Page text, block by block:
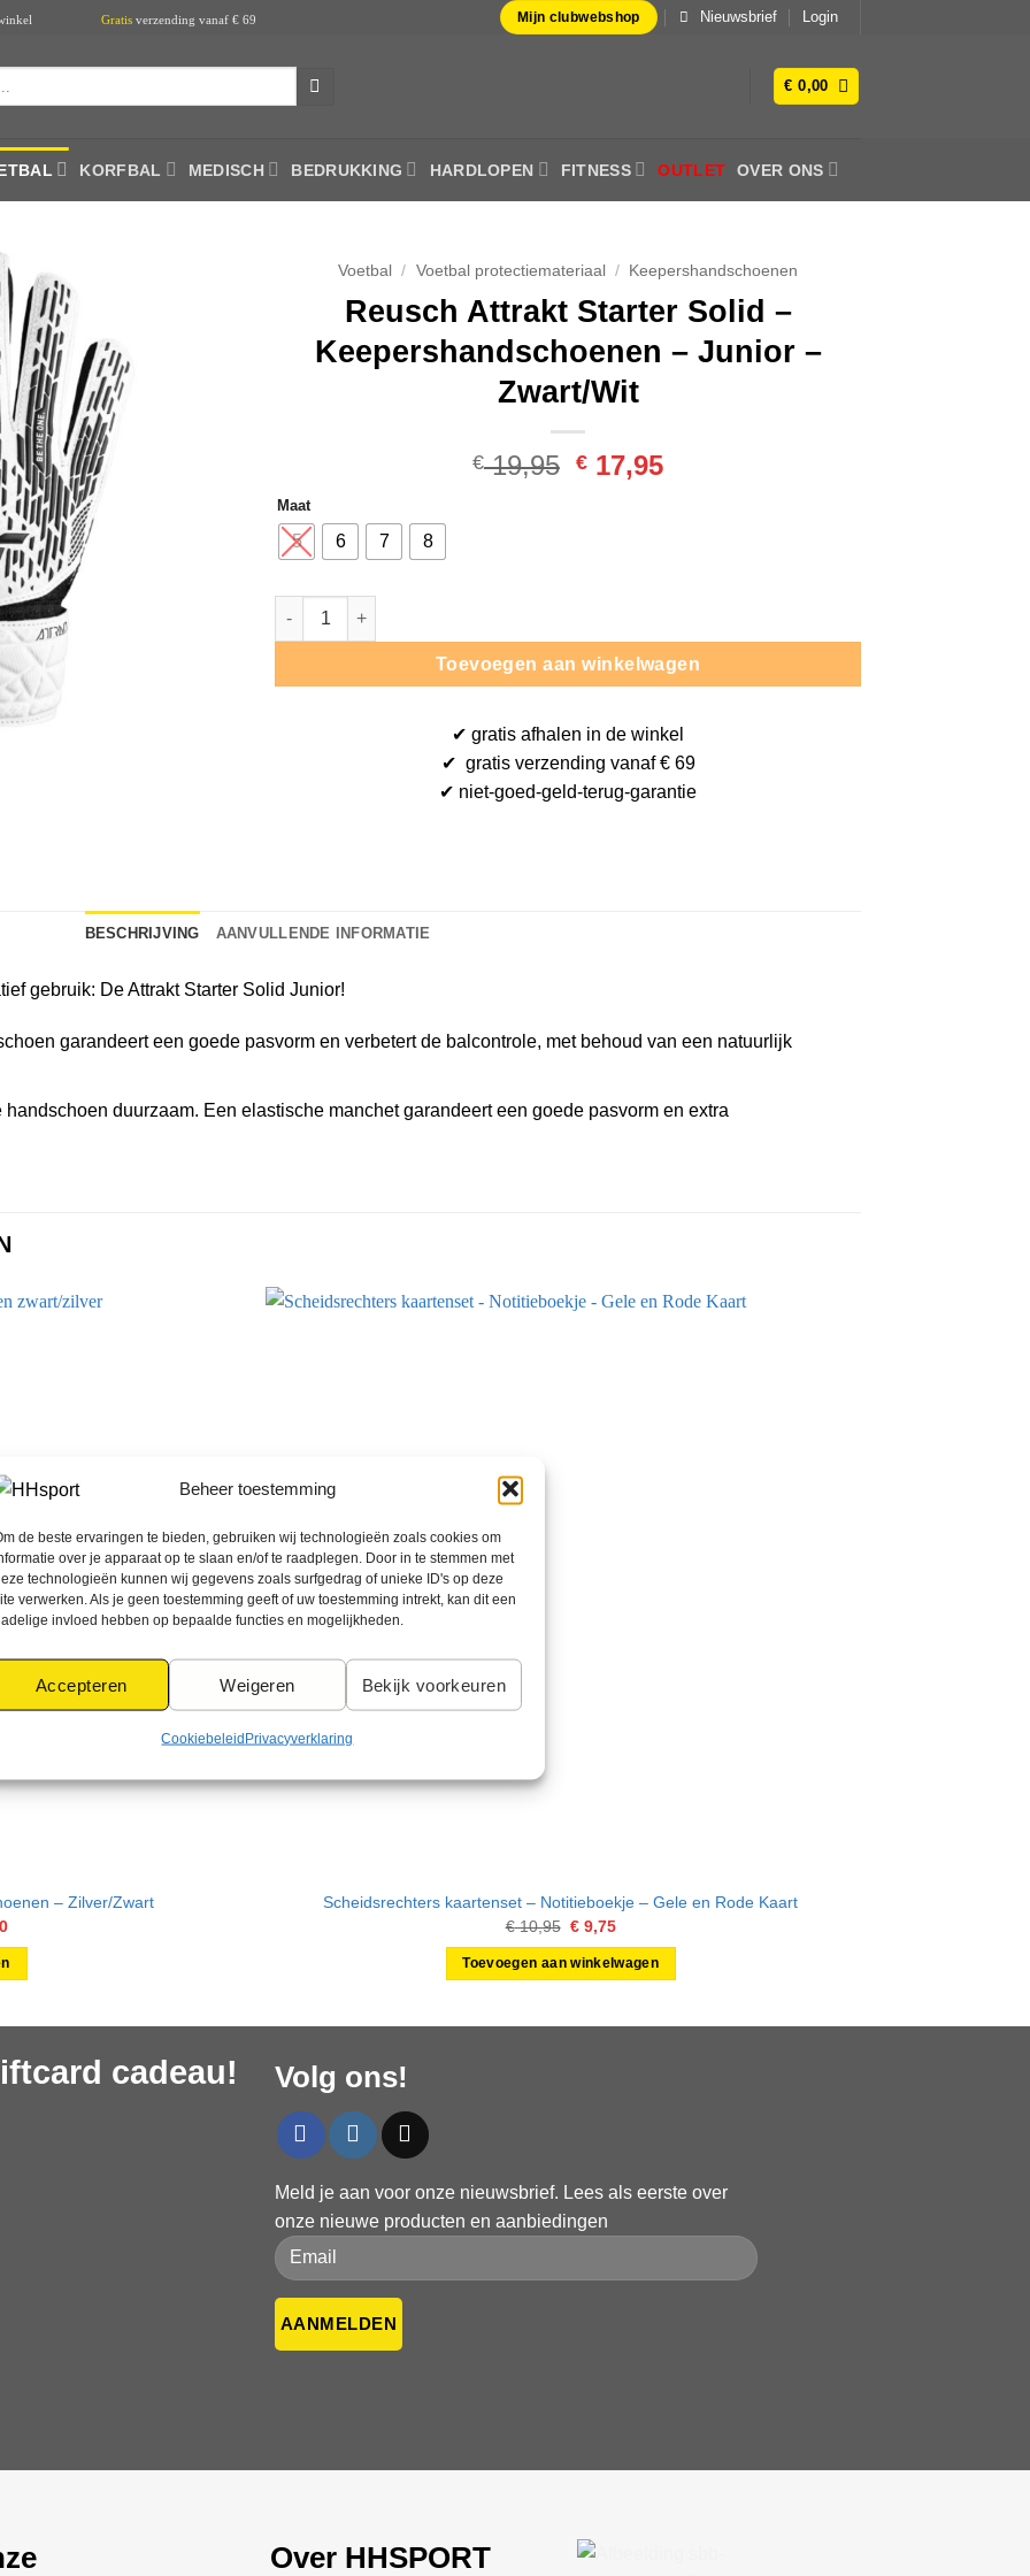
Beheer toestemming
de beste ervaringen te bieden, gebruiken wij technologieën zoals cookies om
over je apparaat op te slaan en/of te raadplegen. Door in te stemmen met
technologieën kunnen wij gegevens zoals surfgedrag of unieke ID's op deze
verwerken. Als je geen toestemming geeft of uw toestemming intrekt, kan dit een
invloed hebben op bepaalde functies en mogelijkheden.
Accepteren Weigeren Bekijk voorkeuren
CookiebeleidPrivacyverklaring
de winkel Gratis verzending vanaf € 69 Mijn clubwebshop Nieuwsbrief Login
€ 0,00
KORFBAL MEDISCH BEDRUKKING HARDLOPEN FITNESS OUTLET OVER ONS
Voetbal / Voetbal protectiemateriaal / Keepershandschoenen
Reusch Attrakt Starter Solid –
Keepershandschoenen – Junior –
Zwart/Wit
€19,95 Oorspronkelijke
€ 17,95Huidige
Maat
5 6 7 8
Reusch Attrakt Starter Solid - Keepershandschoenen - Junior - Zwart/Wit aantal
Toevoegen aan winkelwagen
✔ gratis afhalen in de winkel
✔ gratisverzending vanaf € 69
✔ niet-goed-geld-terug-garantie
BESCHRIJVING AANVULLENDE INFORMATIE
gebruik: De Attrakt Starter Solid Junior!
garandeert een goede pasvorm en verbetert de balcontrole, met behoud van een natuurlijk
duurzaam. Een elastische manchet garandeert een goede pasvorm en extra
– Zilver/Zwart
Huidige
is:
€ 67,50.
Scheidsrechters kaartenset – Notitieboekje – Gele en Rode Kaart
€10,95 Oorspronkelijke
prijs
was:
€ 10,95.
€9,75Huidige
is:
€ 9,75.
Toevoegen aan winkelwagen
cadeau! Volg ons!
Meld je aan voor onze nieuwsbrief. Lees als eerste over
onze nieuwe producten en aanbiedingen
Please leave this field empty.
Please leave this field empty.
Over HHSPORT